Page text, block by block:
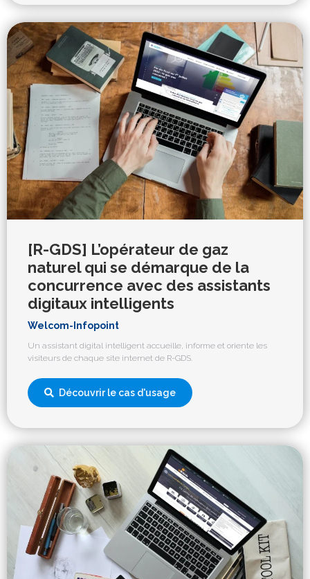
[R-GDS] L’opérateur de gaz
naturel qui se démarque de la
concurrence avec des assistants
digitaux intelligents
Welcom-Infopoint
Un assistant digital intelligent accueille, informe et oriente les
visiteurs de chaque site internet de R-GDS.
Découvrir le cas d'usage